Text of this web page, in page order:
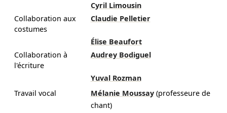
Cyril Limousin
Collaboration aux
costumes
Claudie Pelletier
Élise Beaufort
Collaboration à
l'écriture
Audrey Bodiguel
Yuval Rozman
Travail vocal
Mélanie Moussay (professeure de
chant)